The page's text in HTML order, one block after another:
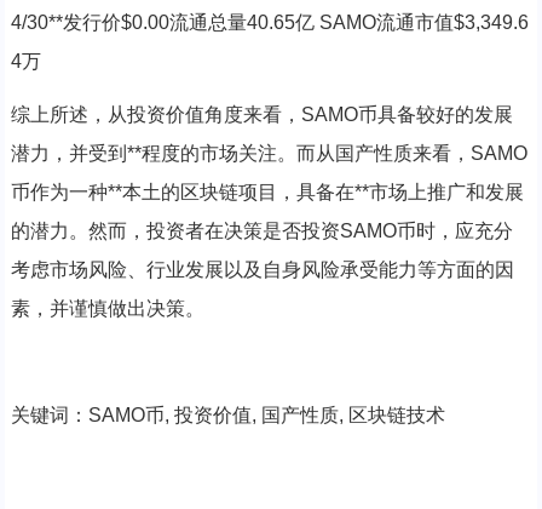
4/30**发行价$0.00流通总量40.65亿 SAMO流通市值$3,349.6
4万
综上所述，从投资价值角度来看，SAMO币具备较好的发展
潜力，并受到**程度的市场关注。而从国产性质来看，SAMO
币作为一种**本土的区块链项目，具备在**市场上推广和发展
的潜力。然而，投资者在决策是否投资SAMO币时，应充分
考虑市场风险、行业发展以及自身风险承受能力等方面的因
素，并谨慎做出决策。
关键词：SAMO币, 投资价值, 国产性质, 区块链技术